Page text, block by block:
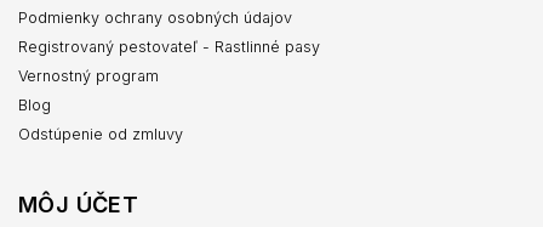
Podmienky ochrany osobných údajov
Registrovaný pestovateľ - Rastlinné pasy
Vernostný program
Blog
Odstúpenie od zmluvy
MÔJ ÚČET